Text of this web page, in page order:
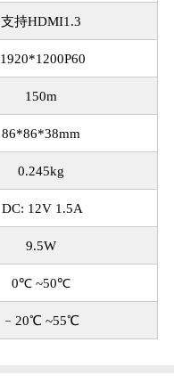
支持HDMI1.3
1920*1200P60
150m
86*86*38mm
0.245kg
DC: 12V 1.5A
9.5W
0℃ ~50℃
﹣20℃ ~55℃